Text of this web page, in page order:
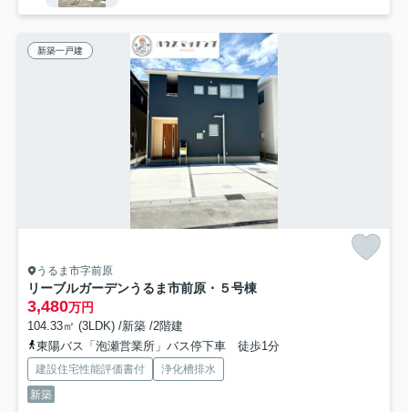
新築一戸建
うるま市字前原
リーブルガーデンうるま市前原・５号棟
3,480万円
104.33㎡ (3LDK) /新築 /2階建
東陽バス「泡瀬営業所」バス停下車 徒歩1分
建設住宅性能評価書付
浄化槽排水
新築